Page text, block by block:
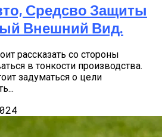
Средсво Защиты
Внешний Вид.
рассказать со стороны
в тонкости производства.
задуматься о цели